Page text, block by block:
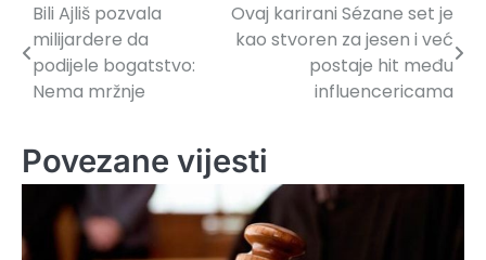
Navigacija
članaka
Bili Ajliš pozvala
milijardere da
podijele bogatstvo:
Nema mržnje
Ovaj karirani Sézane set je
kao stvoren za jesen i već
postaje hit među
influencericama
Povezane vijesti